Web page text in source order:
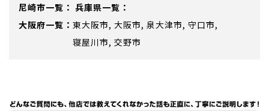
尼崎市
兵庫県
大阪府
東大阪市 大阪市 泉大津市 守口市
寝屋川市 交野市